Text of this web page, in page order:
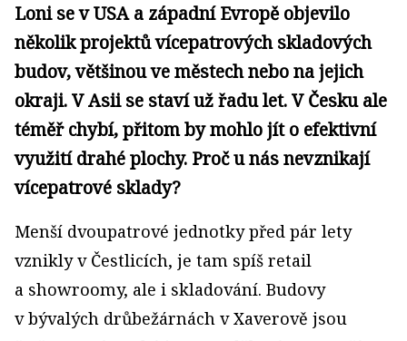
Loni se v USA a západní Evropě objevilo
několik projektů vícepatrových skladových
budov, většinou ve městech nebo na jejich
okraji. V Asii se staví už řadu let. V Česku ale
téměř chybí, přitom by mohlo jít o efektivní
využití drahé plochy. Proč u nás nevznikají
vícepatrové sklady?
Menší dvoupatrové jednotky před pár lety
vznikly v Čestlicích, je tam spíš retail
a showroomy, ale i skladování. Budovy
v bývalých drůbežárnách v Xaverově jsou